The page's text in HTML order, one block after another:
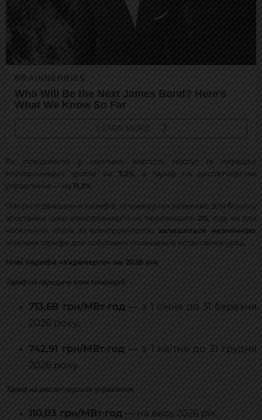
Як повідомили у компанії, вартість послуг із передачі
електроенергії зросте на 7,2%, а тариф на диспетчерське
управління — на 11,2%
Попри підвищення тарифів, «Укренерго» запевняє: для бізнесу
зростання ціни електроенергії не перевищить2% , тоді як для
населення плата за електроенергію залишиться незмінною
оскільки тарифи для побутових споживачів встановлює уряд.
Нові тарифи «Укренерго» на 2026 рік
Тариф на передачу електроенергії:
713,68 грн/МВт·год— з 1 січня до 31 березня
2026 року;
742,91 грн/МВт·год — з 1 квітня до 31 грудня
2026 року.
Тариф на диспетчерське управління:
110,03 грн/МВт·год— на весь 2026 рік.